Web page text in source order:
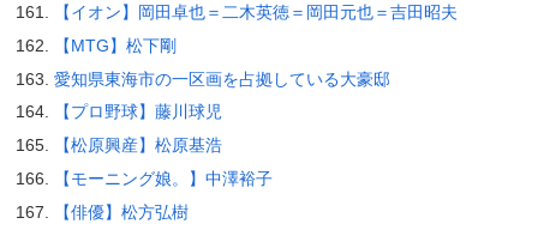
【イオン】岡田卓也＝二木英徳＝岡田元也＝吉田昭夫
【MTG】松下剛
愛知県東海市の一区画を占拠している大豪邸
【プロ野球】藤川球児
【松原興産】松原基浩
【モーニング娘。】中澤裕子
【俳優】松方弘樹